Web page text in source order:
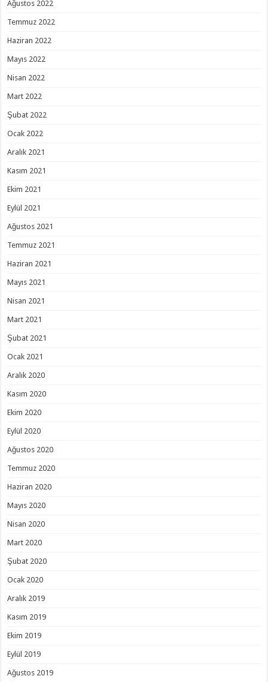
Ağustos 2022
Temmuz 2022
Haziran 2022
Mayıs 2022
Nisan 2022
Mart 2022
Şubat 2022
Ocak 2022
Aralık 2021
Kasım 2021
Ekim 2021
Eylül 2021
Ağustos 2021
Temmuz 2021
Haziran 2021
Mayıs 2021
Nisan 2021
Mart 2021
Şubat 2021
Ocak 2021
Aralık 2020
Kasım 2020
Ekim 2020
Eylül 2020
Ağustos 2020
Temmuz 2020
Haziran 2020
Mayıs 2020
Nisan 2020
Mart 2020
Şubat 2020
Ocak 2020
Aralık 2019
Kasım 2019
Ekim 2019
Eylül 2019
Ağustos 2019